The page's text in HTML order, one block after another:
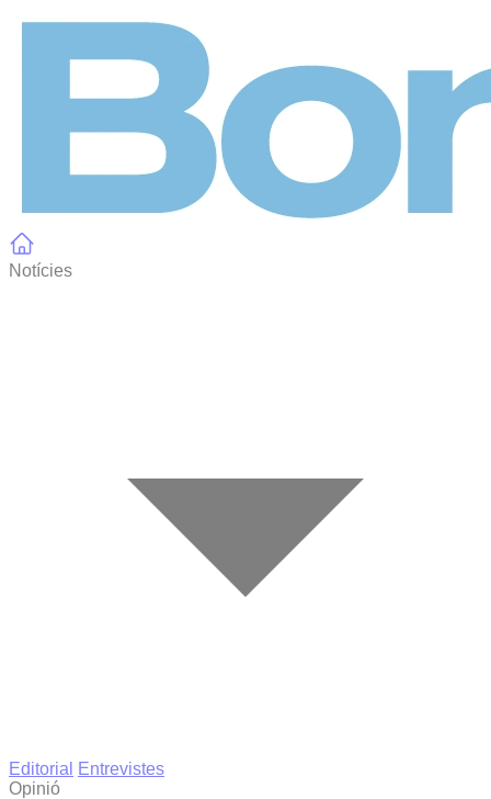
Notícies
Editorial
Entrevistes
Opinió